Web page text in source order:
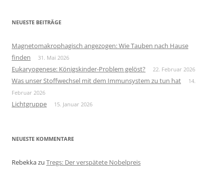
NEUESTE BEITRÄGE
Magnetomakrophagisch angezogen: Wie Tauben nach Hause
finden
31. Mai 2026
Eukaryogenese: Königskinder-Problem gelöst? 22. Februar 2026
Was unser Stoffwechsel mit dem Immunsystem zu tun hat
14.
Februar 2026
Lichtgruppe 15. Januar 2026
NEUESTE KOMMENTARE
Rebekkazu Tregs: Der verspätete Nobelpreis